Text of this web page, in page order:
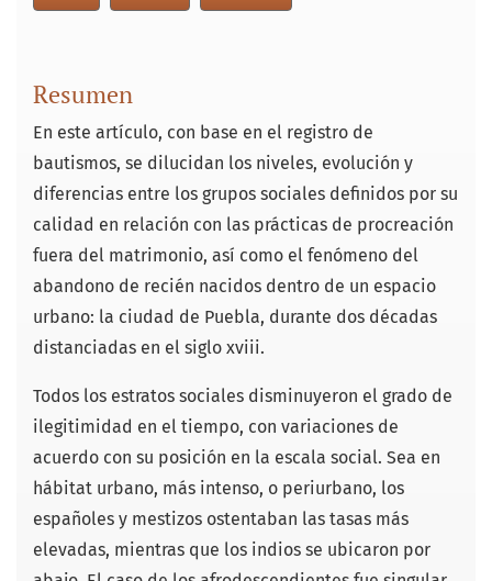
Resumen
En este artículo, con base en el registro de
bautismos, se dilucidan los niveles, evolución y
diferencias entre los grupos sociales definidos por su
calidad en relación con las prácticas de procreación
fuera del matrimonio, así como el fenómeno del
abandono de recién nacidos dentro de un espacio
urbano: la ciudad de Puebla, durante dos décadas
distanciadas en el siglo xviii.
Todos los estratos sociales disminuyeron el grado de
ilegitimidad en el tiempo, con variaciones de
acuerdo con su posición en la escala social. Sea en
hábitat urbano, más intenso, o periurbano, los
españoles y mestizos ostentaban las tasas más
elevadas, mientras que los indios se ubicaron por